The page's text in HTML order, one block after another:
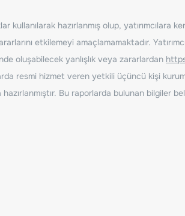
hazırlanmış olup, yatırımcılara
etkilemeyi amaçlamamaktadır.
oluşabilecek yanlışlık veya zararlardan
resmi hizmet veren yetkili üçüncü kişi
Bu raporlarda bulunan bilgiler